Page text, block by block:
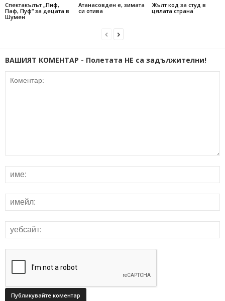
Спектакълът „Пиф,
Паф, Пуф“ за децата в
Шумен
Атанасовден е, зимата
си отива
Жълт код за студ в
цялата страна
ВАШИЯТ КОМЕНТАР - Полетата НЕ са задължителни!